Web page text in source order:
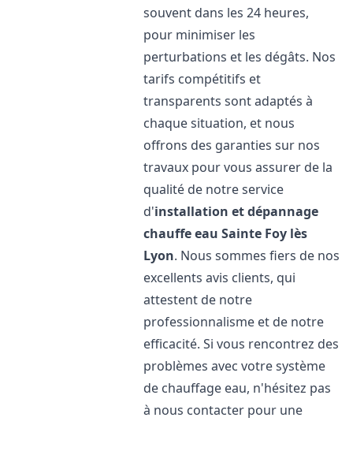
souvent dans les 24 heures,
pour minimiser les
perturbations et les dégâts. Nos
tarifs compétitifs et
transparents sont adaptés à
chaque situation, et nous
offrons des garanties sur nos
travaux pour vous assurer de la
qualité de notre service
d'installation et dépannage
chauffe eau Sainte Foy lès
Lyon. Nous sommes fiers de nos
excellents avis clients, qui
attestent de notre
professionnalisme et de notre
efficacité. Si vous rencontrez des
problèmes avec votre système
de chauffage eau, n'hésitez pas
à nous contacter pour une